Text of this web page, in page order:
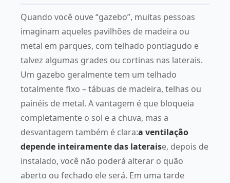
Quando você ouve “gazebo”, muitas pessoas
imaginam aqueles pavilhões de madeira ou
metal em parques, com telhado pontiagudo e
talvez algumas grades ou cortinas nas laterais.
Um gazebo geralmente tem um telhado
totalmente fixo – tábuas de madeira, telhas ou
painéis de metal. A vantagem é que bloqueia
completamente o sol e a chuva, mas a
desvantagem também é clara:a ventilação
depende inteiramente das lateraise, depois de
instalado, você não poderá alterar o quão
aberto ou fechado ele será. Em uma tarde